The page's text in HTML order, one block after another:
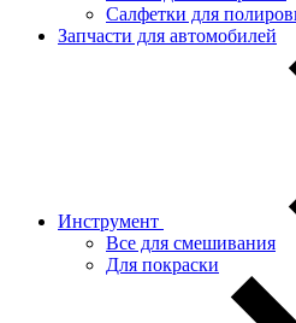
Салфетки для
Запчасти для автомобилей
Инструмент
Все для смешивания
Для покраски